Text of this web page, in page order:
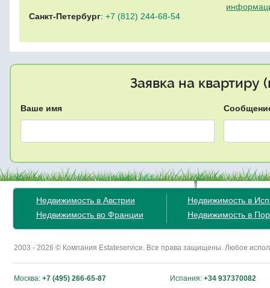
Санкт-Петербург: +7 (812) 244-68-54
Заявка на квартиру
Ваше имя
Недвижимость в Австрии
Недвижимость во Франции
Недвижимость в
Недвижимость в
2003 - 2026 © Компания Estateservice. Все права защищены. Любое
Москва: +7 (495) 266-65-87 Испания: +34 937370082